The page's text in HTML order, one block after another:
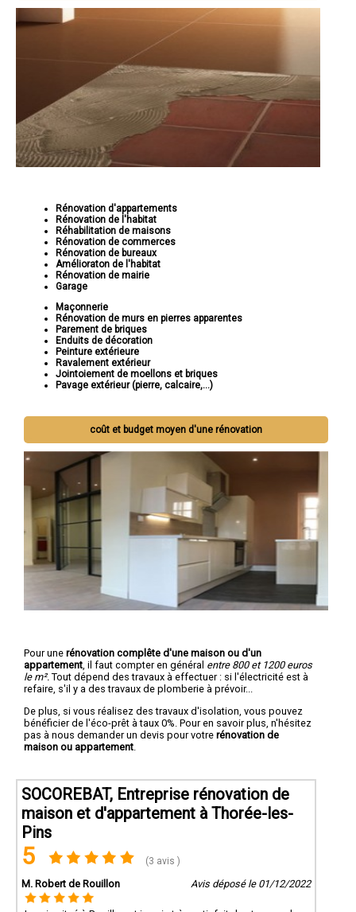
Rénovation d'appartements
Rénovation de l'habitat
Réhabilitation de maisons
Rénovation de commerces
Rénovation de bureaux
Amélioraton de l'habitat
Rénovation de mairie
Garage
Maçonnerie
Rénovation de murs en pierres apparentes
Parement de briques
Enduits de décoration
Peinture extérieure
Ravalement extérieur
Jointoiement de moellons et briques
Pavage extérieur (pierre, calcaire,...)
coût et budget moyen d'une rénovation
Pour une rénovation complête d'une maison ou d'un
appartement , il faut compter en général entre 800 et 1200 euros
le m². Tout dépend des travaux à effectuer : si l'électricité est à
refaire, s'il y a des travaux de plomberie à prévoir...
De plus, si vous réalisez des travaux d'isolation, vous pouvez
bénéficier de l'éco-prêt à taux 0%. Pour en savoir plus, n'hésitez
pas à nous demander un devis pour votre rénovation de
maison ou appartement
SOCOREBAT, Entreprise rénovation de
maison et d'appartement à Thorée-les-
Pins
5 (3 avis )
M. Robert de Rouillon Avis déposé le 01/12/2022